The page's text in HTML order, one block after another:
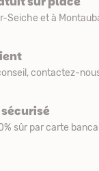
Seiche et à
contactez-
sûr par carte